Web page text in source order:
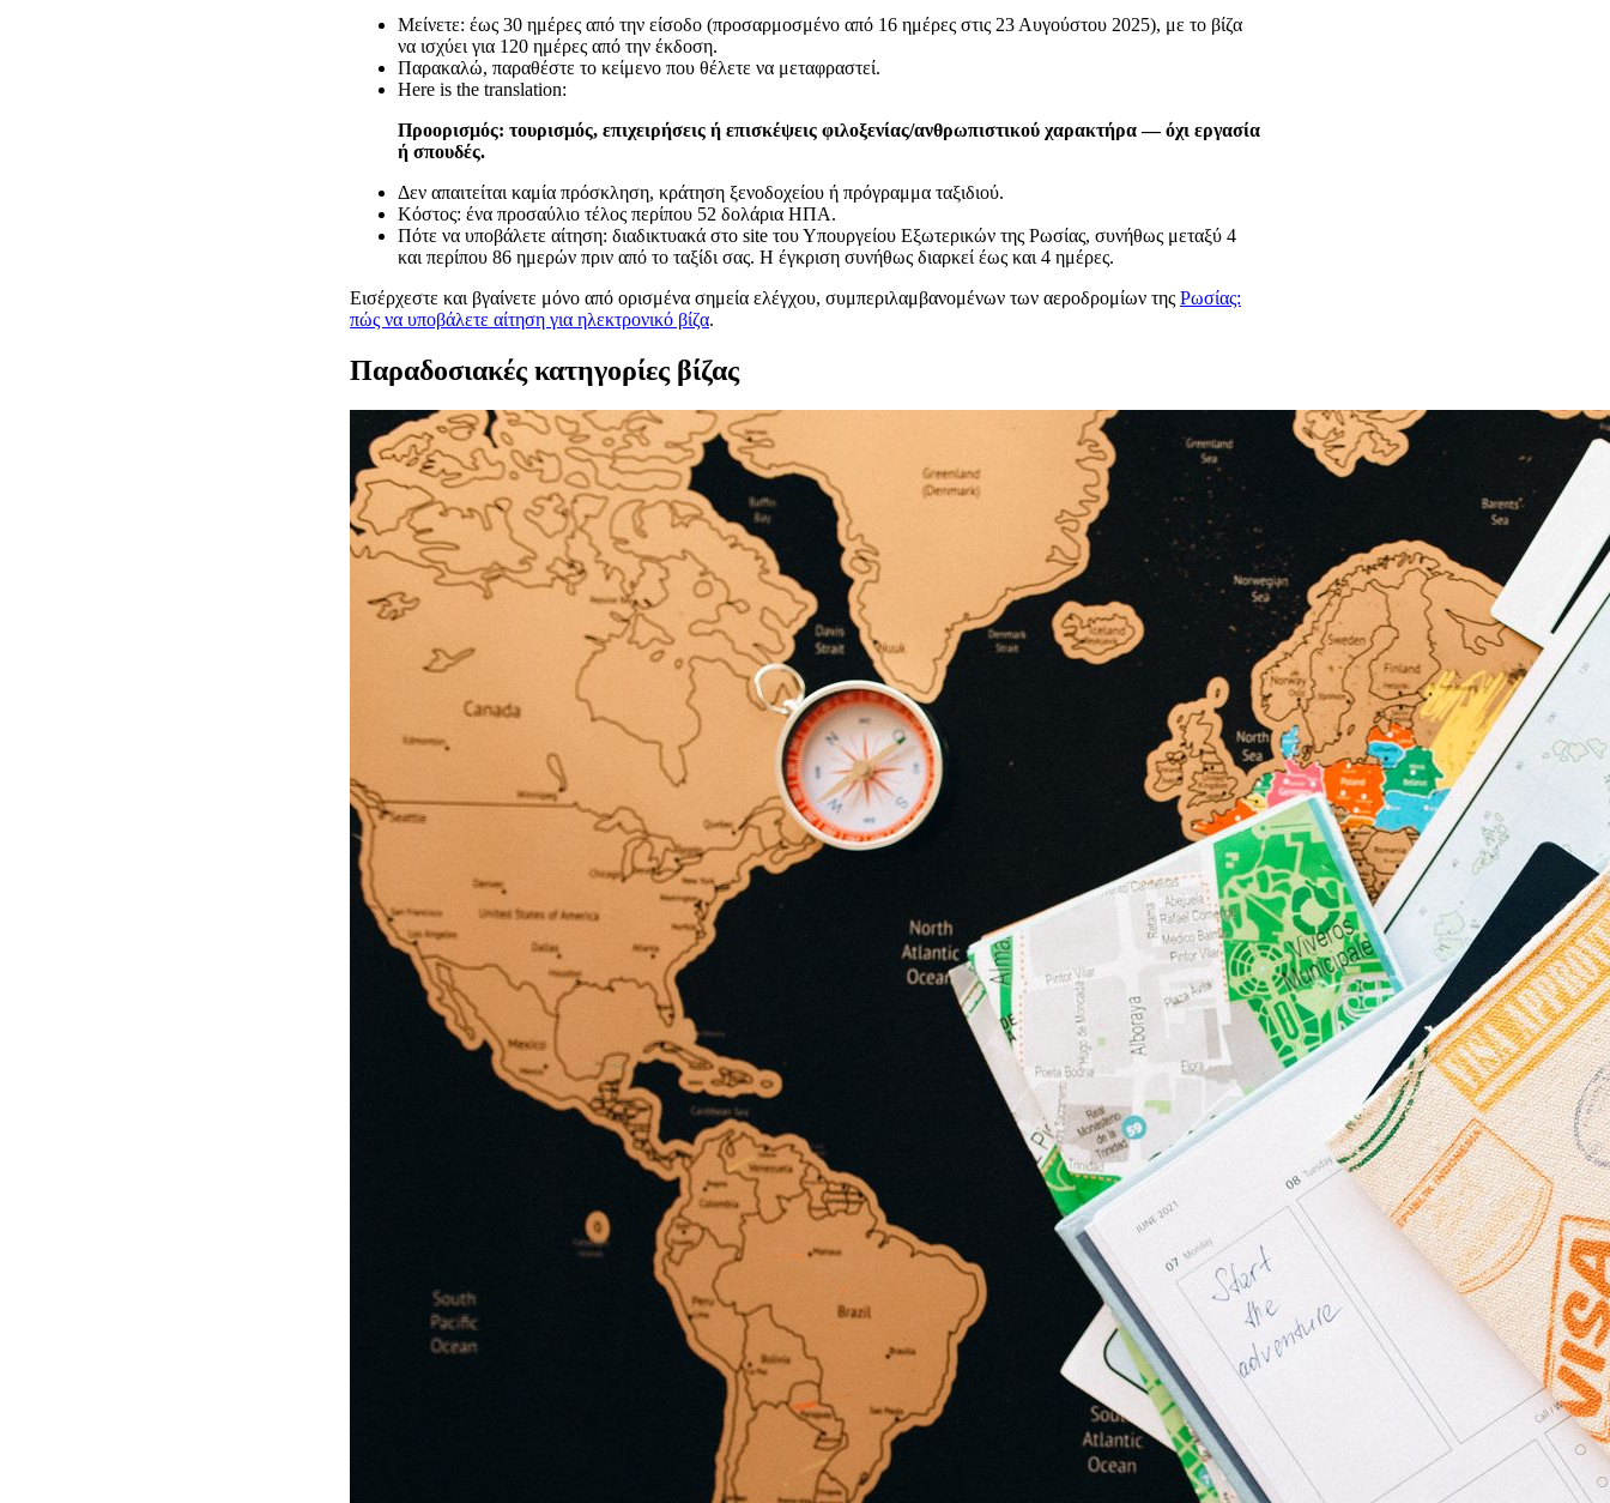
Μείνετε: έως 30 ημέρες από την είσοδο (προσαρμοσμένο από 16 ημέρες στις 23 Αυγούστου 2025), με το βίζα
να ισχύει για 120 ημέρες από την έκδοση.
Παρακαλώ, παραθέστε το κείμενο που θέλετε να μεταφραστεί.
Here is the translation:
Προορισμός: τουρισμός, επιχειρήσεις ή επισκέψεις φιλοξενίας/ανθρωπιστικού χαρακτήρα — όχι εργασία
ή σπουδές.
Δεν απαιτείται καμία πρόσκληση, κράτηση ξενοδοχείου ή πρόγραμμα ταξιδιού.
Κόστος: ένα προσαύλιο τέλος περίπου 52 δολάρια ΗΠΑ.
Πότε να υποβάλετε αίτηση: διαδικτυακά στο site του Υπουργείου Εξωτερικών της Ρωσίας, συνήθως μεταξύ 4
και περίπου 86 ημερών πριν από το ταξίδι σας. Η έγκριση συνήθως διαρκεί έως και 4 ημέρες.
Εισέρχεστε και βγαίνετε μόνο από ορισμένα σημεία ελέγχου, συμπεριλαμβανομένων των αεροδρομίων της Ρωσίας:
πώς να υποβάλετε αίτηση για ηλεκτρονικό βίζα.
Παραδοσιακές κατηγορίες βίζας